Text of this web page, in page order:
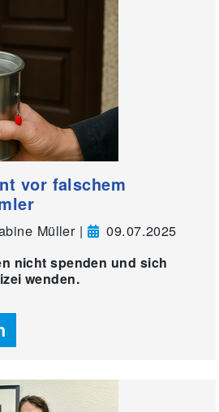
vor falschem
Müller | 09.07.2025
nicht spenden und sich
wenden.